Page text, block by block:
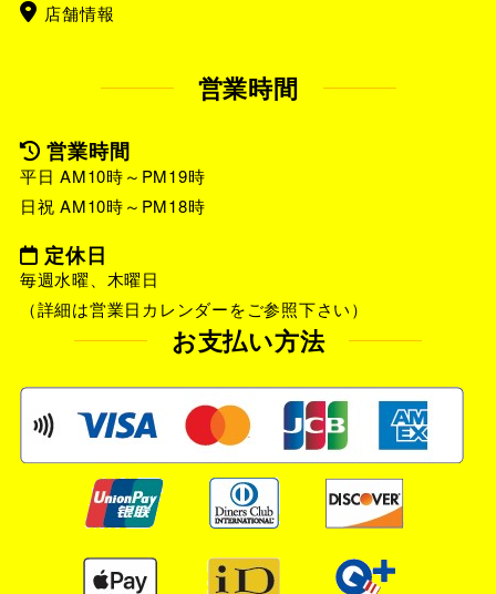
店舗情報
営業時間
営業時間
平日 AM10時～PM19時
日祝 AM10時～PM18時
定休日
毎週水曜、木曜日
（詳細は営業日カレンダーをご参照下さい）
お支払い方法